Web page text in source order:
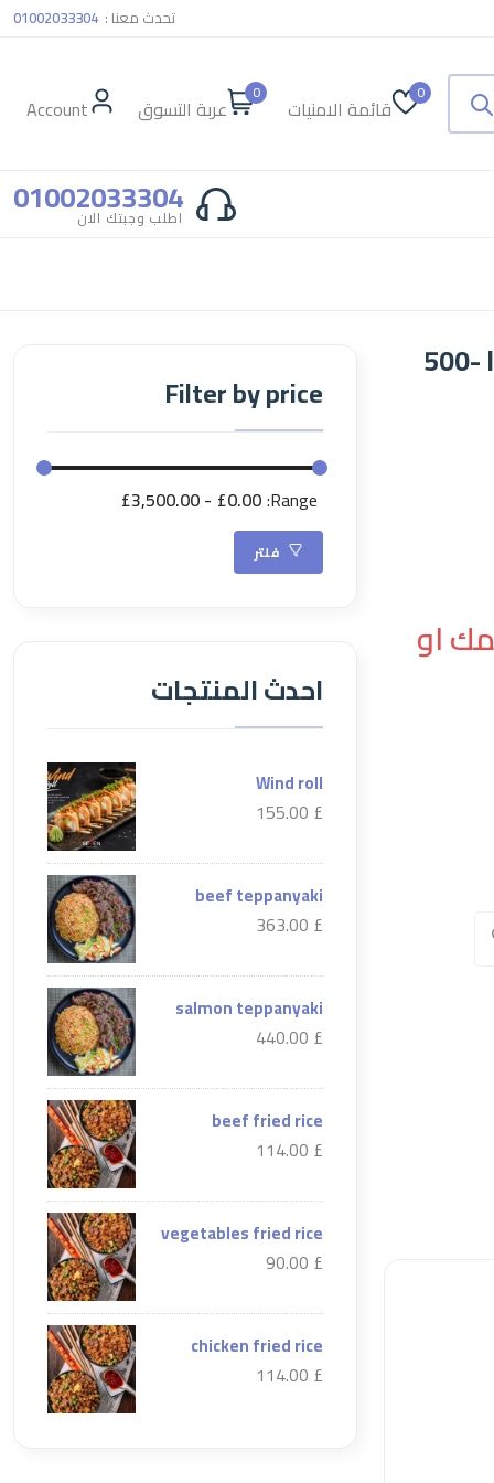
تحدث معنا : 01002033304
0
قائمة الامنيات
0
عربة التسوق Account
01002033304
اطلب وجبتك الان
كافيار ماساجو البرتقالي من زمرا -500
او
Filter by price
Range:
£0.00
£3,500.00
فلتر
احدث المنتجات
Wind roll
£ 155.00
beef teppanyaki
£ 363.00
salmon teppanyaki
£ 440.00
beef fried rice
£ 114.00
vegetables fried rice
£ 90.00
chicken fried rice
£ 114.00